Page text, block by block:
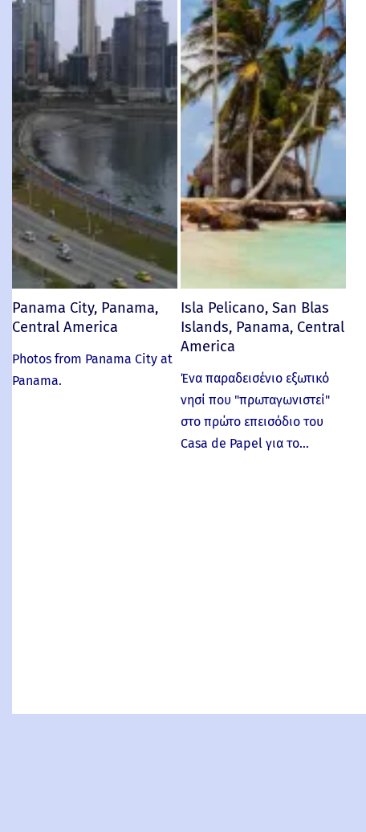
Panama City, Panama,
Central America
Photos from Panama City at
Panama.
Isla Pelicano, San Blas
Islands, Panama, Central
America
Ένα παραδεισένιο εξωτικό
νησί που "πρωταγωνιστεί"
στο πρώτο επεισόδιο του
Casa de Papel για το…